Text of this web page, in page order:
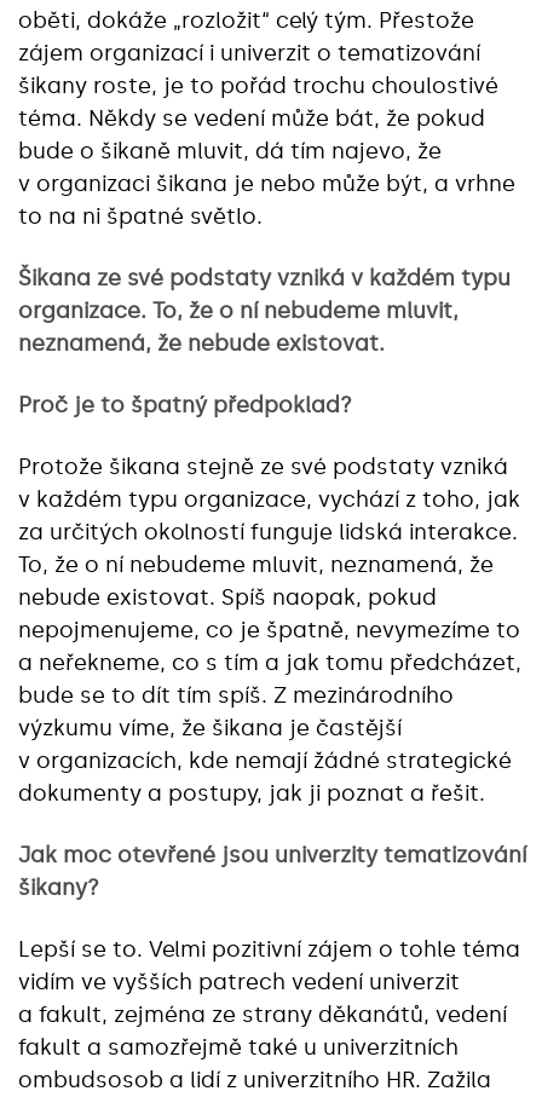
oběti, dokáže „rozložit“ celý tým. Přestože
zájem organizací i univerzit o tematizování
šikany roste, je to pořád trochu choulostivé
téma. Někdy se vedení může bát, že pokud
bude o šikaně mluvit, dá tím najevo, že
v organizaci šikana je nebo může být, a vrhne
to na ni špatné světlo.
Šikana ze své podstaty vzniká v každém typu
organizace. To, že o ní nebudeme mluvit,
neznamená, že nebude existovat.
Proč je to špatný předpoklad?
Protože šikana stejně ze své podstaty vzniká
v každém typu organizace, vychází z toho, jak
za určitých okolností funguje lidská interakce.
To, že o ní nebudeme mluvit, neznamená, že
nebude existovat. Spíš naopak, pokud
nepojmenujeme, co je špatně, nevymezíme to
a neřekneme, co s tím a jak tomu předcházet,
bude se to dít tím spíš. Z mezinárodního
výzkumu víme, že šikana je častější
v organizacích, kde nemají žádné strategické
dokumenty a postupy, jak ji poznat a řešit.
Jak moc otevřené jsou univerzity tematizování
šikany?
Lepší se to. Velmi pozitivní zájem o tohle téma
vidím ve vyšších patrech vedení univerzit
a fakult, zejména ze strany děkanátů, vedení
fakult a samozřejmě také u univerzitních
ombudsosob a lidí z univerzitního HR. Zažila